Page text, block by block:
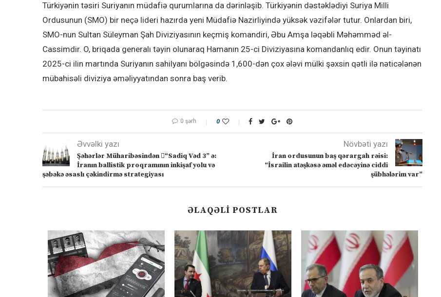
Türkiyənin təsiri Suriyanın müdafiə qurumlarına da dərinləşib. Türkiyənin dəstəklədiyi Suriya Milli
Ordusunun (SMO) bir neçə lideri hazırda yeni Müdafiə Nazirliyində yüksək vəzifələr tutur. Onlardan biri,
SMO-nun Sultan Süleyman Şah Diviziyasının keçmiş komandiri, Əbu Amşa ləqəbli Məhəmməd əl-
Cassimdir. O, briqada generalı təyin olunaraq Hamanın 25-ci Diviziyasına komandanlıq edir. Onun təyinatı
2025-ci ilin martında Suriyanın sahilyanı bölgəsində 1,600-dən çox ələvi mülki şəxsin qətli ilə nəticələnən
mübahisəli diviziya əməliyyatından sonra baş verib.
0 şərh 0
Əvvəlki yazı
Şəhərlər Müharibəsindən “ٍSadiq Vəd 3” ə:
İranın ballistik proqramının inkişaf yolu və
şəbəkə əsaslı çəkindirmə strategiyası
Növbəti yazı
İran ordusunun baş qərargah rəisi:
“İsrailin atəşkəsə əməl edəcəyinə ciddi
şübhələrim var”
ƏLAQƏLI POSTLAR